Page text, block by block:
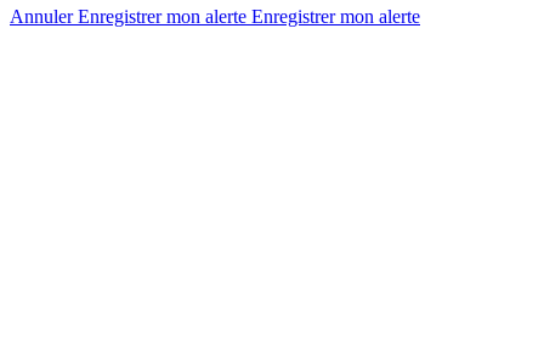
AnnulerEnregistrer mon alerte Enregistrermon alerte